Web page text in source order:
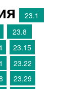
23.1
23.8
23.15
23.22
23.29